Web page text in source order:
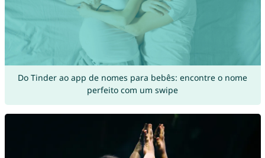
Do Tinder ao app de nomes para bebês: encontre o nome
perfeito com um swipe